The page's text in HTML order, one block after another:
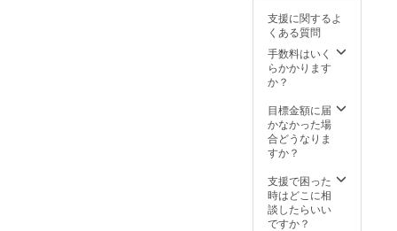
支援に関するよ
くある質問
手数料はいく
らかかります
か？
目標金額に届
かなかった場
合どうなりま
すか？
支援で困った
時はどこに相
談したらいい
ですか？